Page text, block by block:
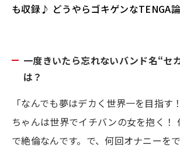
も収録♪ どうやらゴキゲンなTENGA
一度きいたら忘れないバンド名“セ
は？
「なんでも夢はデカく世界一を目指す
ちゃんは世界でイチバンの女を抱く！
で絶倫なんです。で、何回オナニーを